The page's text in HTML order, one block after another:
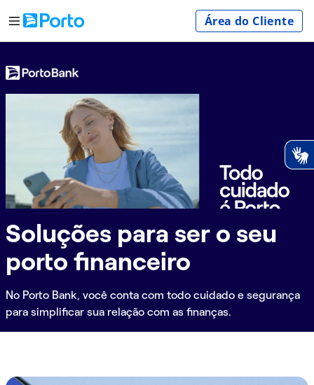
Área do Cliente
Soluções para ser o seu
porto financeiro
No Porto Bank, você conta com todo cuidado e segurança
para simplificar sua relação com as finanças.